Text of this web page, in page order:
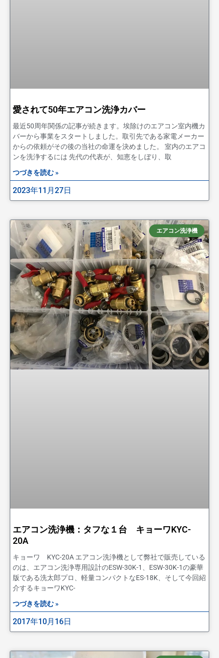
愛されて50年エアコン洗浄カバー
最近50周年関係の記事が続きます。埃除けのエアコン室内機カ
バーから事業をスタートしました。取引先である家電メーカー
からの依頼がその後の当社の命運を決めました。 室内のエアコ
ンを洗浄するには 先代の代表が、知恵をしぼり、取
つづきを読む »
2023年11月27日
エアコン洗浄機
エアコン洗浄機：タフな１台 キョーワKYC-
20A
キョーワ KYC-20A エアコン洗浄機として弊社で販売している
のは、エアコン洗浄専用設計のESW-30K-1、ESW-30K-1の豪華
版である洗太郎プロ、軽量コンパクトなES-18K、そして今回紹
介するキョーワKYC-
つづきを読む »
2017年10月16日